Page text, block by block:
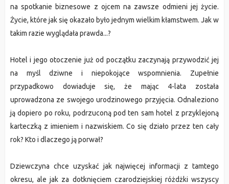
na spotkanie biznesowe z ojcem na zawsze odmieni jej życie.
Życie, które jak się okazało było jednym wielkim kłamstwem. Jak w
takim razie wyglądała prawda...?
Hotel i jego otoczenie już od początku zaczynają przywodzić jej
na myśl dziwne i niepokojące wspomnienia. Zupełnie
przypadkowo dowiaduje się, że mając 4-lata została
uprowadzona ze swojego urodzinowego przyjęcia. Odnaleziono
ją dopiero po roku, podrzuconą pod ten sam hotel z przyklejoną
karteczką z imieniem i nazwiskiem. Co się działo przez ten cały
rok? Kto i dlaczego ją porwał?
Dziewczyna chce uzyskać jak najwięcej informacji z tamtego
okresu, ale jak za dotknięciem czarodziejskiej różdżki wszyscy